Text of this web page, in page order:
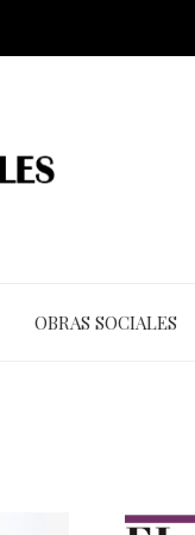
OBRAS SOCIALES